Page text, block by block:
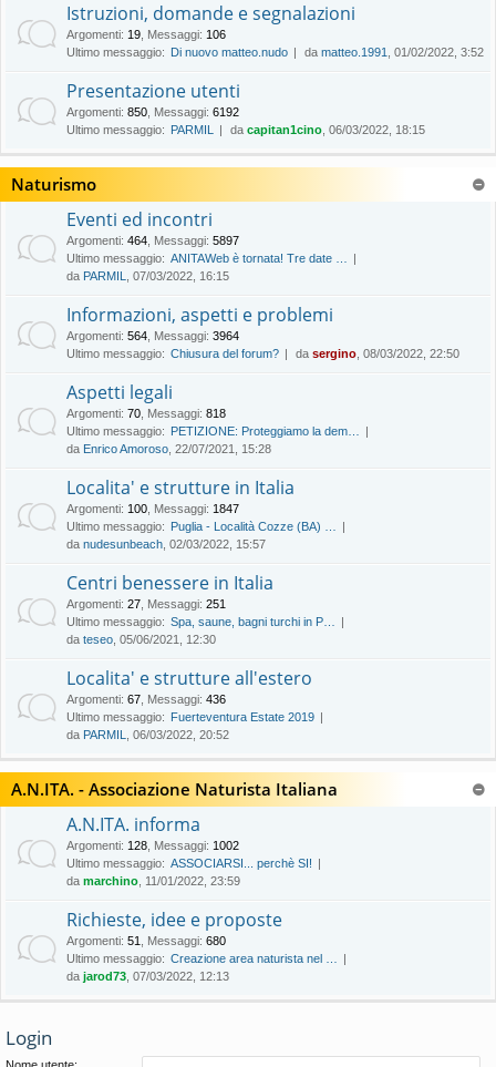
Istruzioni, domande e segnalazioni
Argomenti: 19 Messaggi: 106
Ultimo messaggio: Di nuovo matteo.nudo da matteo.1991 , 01/02/2022, 3:52
Presentazione utenti
Argomenti: 850 Messaggi: 6192
Ultimo messaggio: PARMIL da capitan1cino , 06/03/2022, 18:15
Naturismo
Eventi ed incontri
Argomenti: 464 Messaggi: 5897
Ultimo messaggio: ANITAWeb è tornata! Tre date …
da PARMIL , 07/03/2022, 16:15
Informazioni, aspetti e problemi
Argomenti: 564 Messaggi: 3964
Ultimo messaggio: Chiusura del forum? da sergino , 08/03/2022, 22:50
Aspetti legali
Argomenti: 70 Messaggi: 818
Ultimo messaggio: PETIZIONE: Proteggiamo la dem…
da Enrico Amoroso , 22/07/2021, 15:28
Localita' e strutture in Italia
Argomenti: 100 Messaggi: 1847
Ultimo messaggio: Puglia - Località Cozze (BA) …
da nudesunbeach , 02/03/2022, 15:57
Centri benessere in Italia
Argomenti: 27 Messaggi: 251
Ultimo messaggio: Spa, saune, bagni turchi in P…
da teseo , 05/06/2021, 12:30
Localita' e strutture all'estero
Argomenti: 67 Messaggi: 436
Ultimo messaggio: Fuerteventura Estate 2019
da PARMIL , 06/03/2022, 20:52
A.N.ITA. - Associazione Naturista Italiana
A.N.ITA. informa
Argomenti: 128 Messaggi: 1002
Ultimo messaggio: ASSOCIARSI... perchè SI!
da marchino , 11/01/2022, 23:59
Richieste, idee e proposte
Argomenti: 51 Messaggi: 680
Ultimo messaggio: Creazione area naturista nel …
da jarod73 , 07/03/2022, 12:13
Login